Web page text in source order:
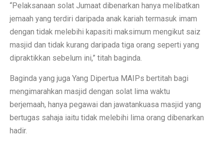
“Pelaksanaan solat Jumaat dibenarkan hanya melibatkan
jemaah yang terdiri daripada anak kariah termasuk imam
dengan tidak melebihi kapasiti maksimum mengikut saiz
masjid dan tidak kurang daripada tiga orang seperti yang
dipraktikkan sebelum ini,” titah baginda.
Baginda yang juga Yang Dipertua MAIPs bertitah bagi
mengimarahkan masjid dengan solat lima waktu
berjemaah, hanya pegawai dan jawatankuasa masjid yang
bertugas sahaja iaitu tidak melebihi lima orang dibenarkan
hadir.